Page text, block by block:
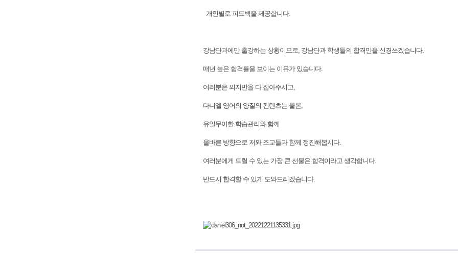
개인별로 피드백을 제공합니다.
강남단과에만 출강하는 상황이므로, 강남단과 학생들의 합격만을 신경쓰겠습니다.
매년 높은 합격률을 보이는 이유가 있습니다.
여러분은 의지만을 다 잡아주시고,
다니엘 영어의 양질의 컨텐츠는 물론,
유일무이한 학습관리와 함께
올바른 방향으로 저와 조교들과 함께 정진해봅시다.
여러분에게 드릴 수 있는 가장 큰 선물은 합격이라고 생각합니다.
반드시 합격할 수 있게 도와드리겠습니다.